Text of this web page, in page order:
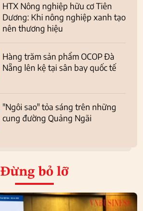
HTX Nông nghiệp hữu cơ Tiên
Dương: Khi nông nghiệp xanh tạo
nên thương hiệu
Hàng trăm sản phẩm OCOP Đà
Nẵng lên kệ tại sân bay quốc tế
"Ngôi sao" tỏa sáng trên những
cung đường Quảng Ngãi
Đừng bỏ lỡ